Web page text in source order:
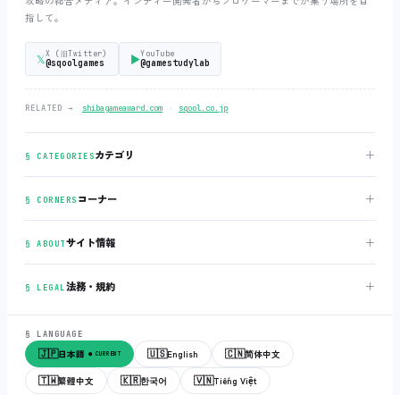
指して。
𝕏X (旧Twitter)
@sqoolgames ▶YouTube
@gamestudylab
RELATED → shibagameaward.com ‧ sqool.co.jp
§ CATEGORIESカテゴリ ＋
§ CORNERS コーナー ＋
§ ABOUTサイト情報 ＋
§ LEGAL法務・規約 ＋
§ LANGUAGE
🇯🇵日本語 ● CURRENT 🇺🇸English 🇨🇳简体中文
🇹🇼繁體中文 🇰🇷한국어 🇻🇳Tiếng Việt